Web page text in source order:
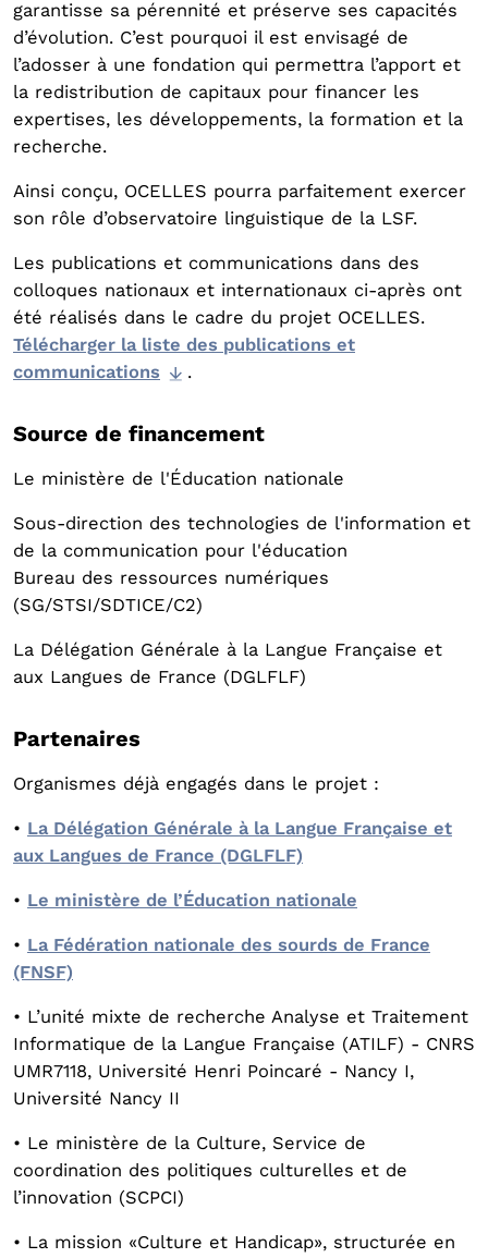
garantisse sa pérennité et préserve ses capacités
d’évolution. C’est pourquoi il est envisagé de
l’adosser à une fondation qui permettra l’apport et
la redistribution de capitaux pour financer les
expertises, les développements, la formation et la
recherche.
Ainsi conçu, OCELLES pourra parfaitement exercer
son rôle d’observatoire linguistique de la LSF.
Les publications et communications dans des
colloques nationaux et internationaux ci-après ont
été réalisés dans le cadre du projet OCELLES.
Télécharger la liste des publications et
communications
.
Source de financement
Le ministère de l'Éducation nationale
Sous-direction des technologies de l'information et
de la communication pour l'éducation
Bureau des ressources numériques
(SG/STSI/SDTICE/C2)
La Délégation Générale à la Langue Française et
aux Langues de France (DGLFLF)
Partenaires
Organismes déjà engagés dans le projet :
• La Délégation Générale à la Langue Française et
aux Langues de France (DGLFLF)
• Le ministère de l’Éducation nationale
• La Fédération nationale des sourds de France
(FNSF)
• L’unité mixte de recherche Analyse et Traitement
Informatique de la Langue Française (ATILF) - CNRS
UMR7118, Université Henri Poincaré - Nancy I,
Université Nancy II
• Le ministère de la Culture, Service de
coordination des politiques culturelles et de
l’innovation (SCPCI)
• La mission «Culture et Handicap», structurée en